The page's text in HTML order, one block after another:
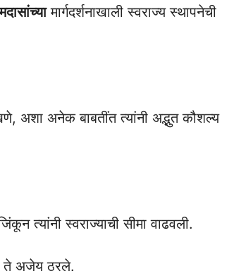
मार्गदर्शनाखाली स्वराज्य स्थापनेची
अशा अनेक बाबतींत त्यांनी अद्भुत कौशल्य
त्यांनी स्वराज्याची सीमा वाढवली.
ते अजेय ठरले.